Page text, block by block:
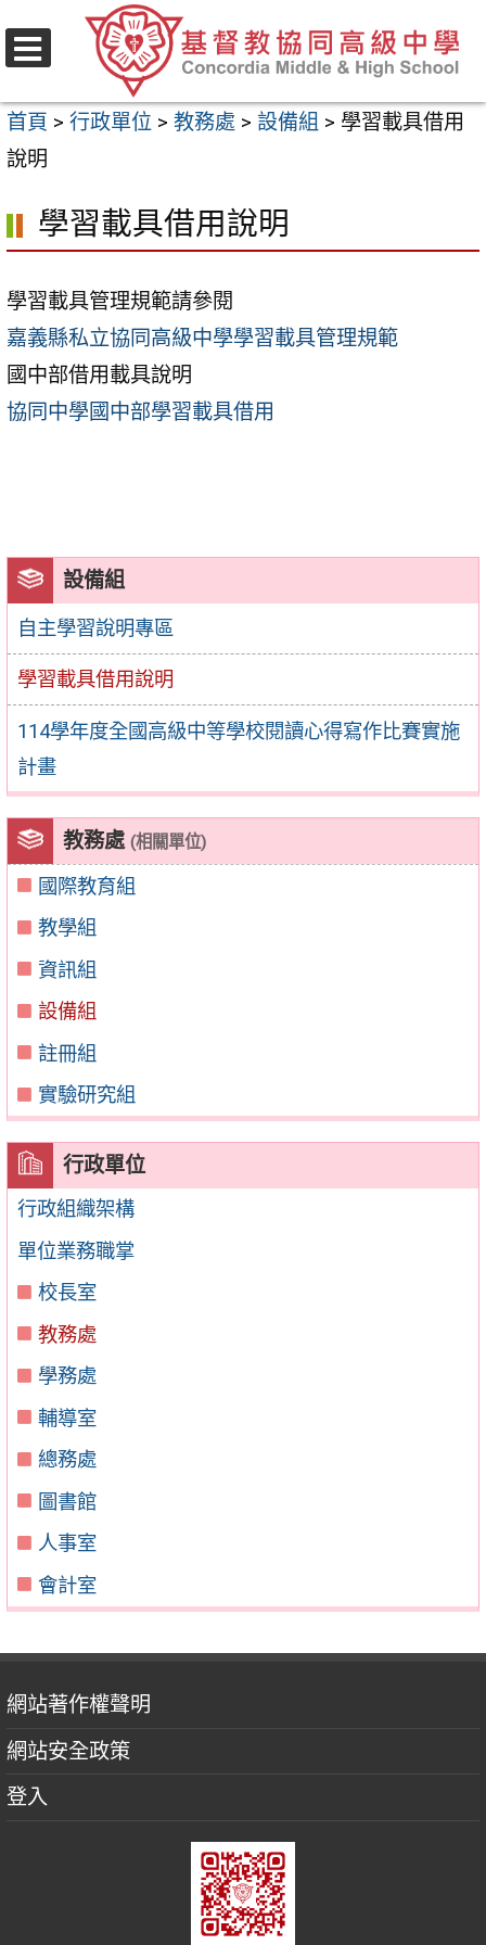
至
要
內
區
首頁 > 行政單位 > 教務處 > 設備組 > 學習載具借用
說明
設備組
自主學習說明專區
學習載具借用說明
114學年度全國高級中等學校閱讀心得寫作比賽實施
計畫
教務處 (相關單位)
國際教育組
教學組
資訊組
設備組
註冊組
實驗研究組
行政單位
行政組織架構
單位業務職掌
校長室
教務處
學務處
輔導室
總務處
圖書館
人事室
會計室
學習載具借用說明
學習載具管理規範請參閱
嘉義縣私立協同高級中學學習載具管理規範
國中部借用載具說明
協同中學國中部學習載具借用
網站著作權聲明
網站安全政策
登入
選
單